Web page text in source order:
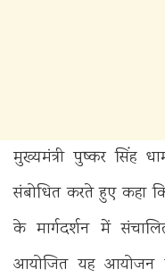
मुख्यमंत्री पुष्कर सिंह
संबोधित करते हुए कहा कि
के मार्गदर्शन में
आयोजित यह आयोजन